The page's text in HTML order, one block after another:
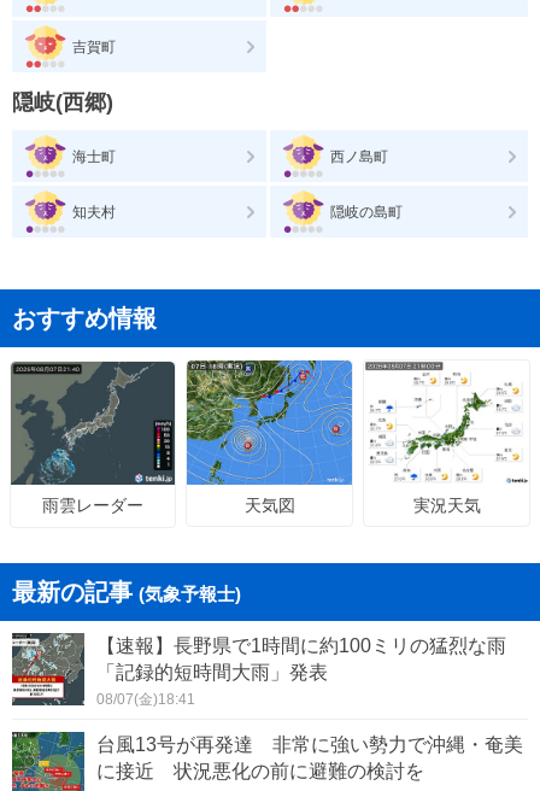
吉賀町
隠岐(西郷)
海士町 西ノ島町
知夫村 隠岐の島町
おすすめ情報
雨雲レーダー 天気図 実況天気
最新の記事 (気象予報士)
【速報】長野県で1時間に約100ミリの猛烈な雨
「記録的短時間大雨」発表
08/07(金)18:41
台風13号が再発達 非常に強い勢力で沖縄・奄美
に接近 状況悪化の前に避難の検討を